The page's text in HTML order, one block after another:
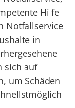
Hilfe
Notfallservice
in
sich auf
um Schäden